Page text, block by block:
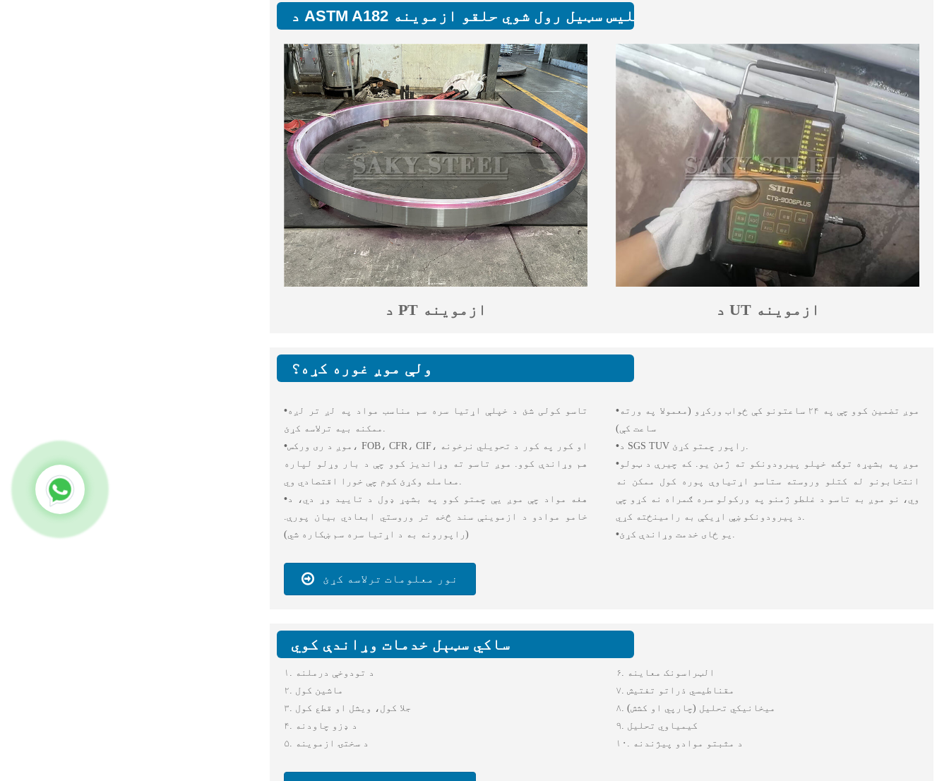
د PT ازموینه د UT ازموینه
ولې موږ غوره کړه؟
•تاسو کولی شئ د خپلې اړتیا سره سم مناسب مواد په لږ تر لږه
•موږ د ری ورکس، FOB، CFR، CIF، او کور په کور د تحویلي نرخونه
هم وړاندې کوو. موږ تاسو ته وړاندیز کوو چې د بار وړلو لپاره
• هغه مواد چې موږ یې چمتو کوو په بشپړ ډول د تایید وړ دي، د
خامو موادو د ازموینې سند څخه تر وروستي ابعادي بیان پورې.
(راپورونه به د اړتیا سره سم ښکاره شي)
• موږ تضمین کوو چې په ۲۴ ساعتونو کې ځواب ورکړو (معمولا په ورته
ساعت کې)
•
• موږ په بشپړه توګه خپلو پیرودونکو ته ژمن یو. که چیرې د ټولو
انتخابونو له کتلو وروسته ستاسو اړتیاوې پوره کول ممکن نه
وي، نو موږ به تاسو د غلطو ژمنو په ورکولو سره ګمراه نه کړو چې
•
نور معلومات ترلاسه کړئ
ساکي سټېل خدمات وړاندې کوي
۱. د تودوخې درملنه
۲. ماشین کول
۳. جلا کول، ویشل او قطع کول
۴. د ډزو چاودنه
۵. د سختۍ ازموینه
۶. الټراسونک معاینه
۷. مقناطیسي ذراتو تفتیش
۸. میخانیکي تحلیل (چارپي او کشش)
۹. کیمیاوي تحلیل
۱۰. د مثبتو موادو پیژندنه